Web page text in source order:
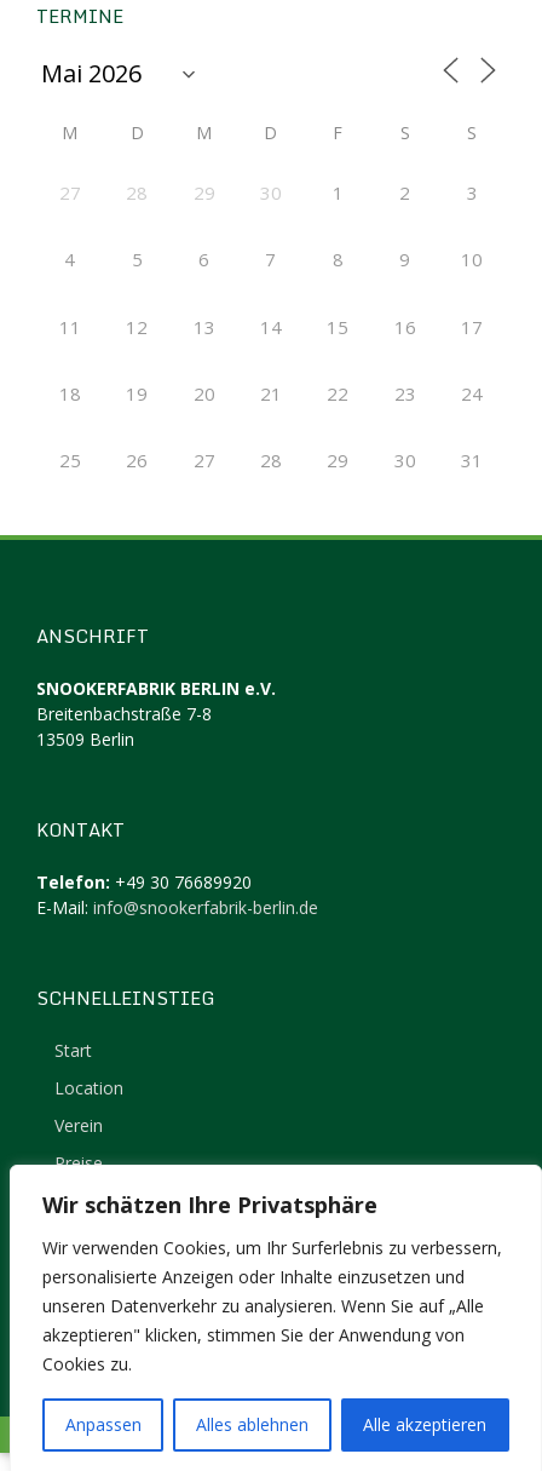
Wir schätzen Ihre Privatsphäre
Wir verwenden Cookies, um Ihr Surferlebnis zu verbessern,
personalisierte Anzeigen oder Inhalte einzusetzen und
unseren Datenverkehr zu analysieren. Wenn Sie auf „Alle
akzeptieren" klicken, stimmen Sie der Anwendung von
Cookies zu.
Anpassen Alles ablehnen Alle akzeptieren
TERMINE
M D M D F S S
27 28 29 30 1 2 3
4 5 6 7 8 9 10
11 12 13 14 15 16 17
18 19 20 21 22 23 24
25 26 27 28 29 30 31
ANSCHRIFT
SNOOKERFABRIK BERLIN e.V.
Breitenbachstraße 7-8
13509 Berlin
KONTAKT
Telefon: +49 30 76689920
E-Mail: info@snookerfabrik-berlin.de
SCHNELLEINSTIEG
Start
Location
Verein
Preise
Kontakt
Impressum
Datenschutz